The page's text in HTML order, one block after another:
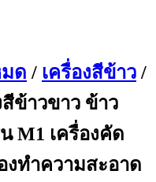
ด / เครื่องสีข้าว /
ข้าวขาว ข้าว
M1 เครื่องคัด
งทำความสะอาด